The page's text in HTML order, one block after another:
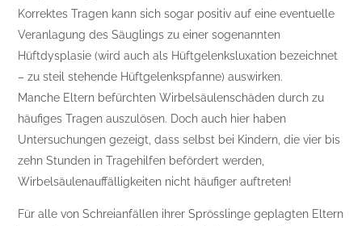
Korrektes Tragen kann sich sogar positiv auf eine eventuelle
Veranlagung des Säuglings zu einer sogenannten
Hüftdysplasie (wird auch als Hüftgelenksluxation bezeichnet
– zu steil stehende Hüftgelenkspfanne) auswirken.
Manche Eltern befürchten Wirbelsäulenschäden durch zu
häufiges Tragen auszulösen. Doch auch hier haben
Untersuchungen gezeigt, dass selbst bei Kindern, die vier bis
zehn Stunden in Tragehilfen befördert werden,
Wirbelsäulenauffälligkeiten nicht häufiger auftreten!
Für alle von Schreianfällen ihrer Sprösslinge geplagten Eltern